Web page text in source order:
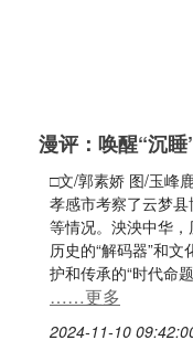
漫评：唤醒“沉
□文/郭素娇 图/玉峰
孝感市考察了云梦
等情况。泱泱中华
历史的“解码器”和
护和传承的“时代命
……更多
2024-11-10